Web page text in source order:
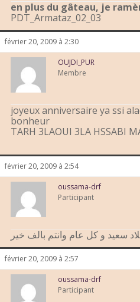
en plus du gâteau, je
PDT_Armataz_02_03
février 20, 2009 à 2:30
OUJDI_PUR
Membre
joyeux anniversaire ya ssi
bonheur
TARH 3LAOUI 3LA HSSABI
février 20, 2009 à 2:54
oussama-drf
Participant
سعيد و كل عام وانتم بالف خير
février 20, 2009 à 2:57
oussama-drf
Participant